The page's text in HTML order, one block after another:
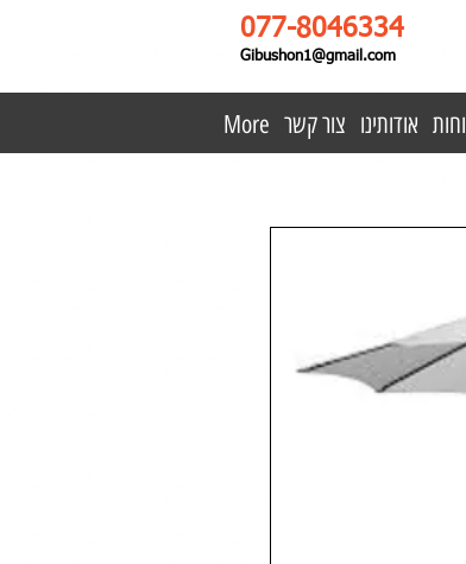
077-8046334
Gibushon1@gmail.com
אודותינו צור קשר More